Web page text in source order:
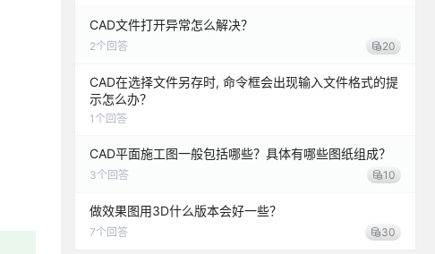
CAD文件打开异常怎么解决？
2个回答 20
CAD在选择文件另存时, 命令框会出现输入文件格式的提
示怎么办？
1 个回答
CAD平面施工图一般包括哪些？具体有哪些图纸组成？
3个回答 10
做效果图用3D什么版本会好一些？
7个回答 30